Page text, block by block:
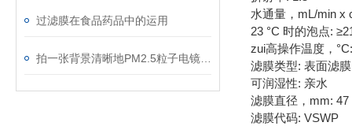
过滤膜在食品药品中的运用
水通量，mL/min x
23 °C 时的泡点:
zui高操作温度，
滤膜类型: 表面滤膜
可润湿性: 亲水
滤膜直径，mm: 47
滤膜代码: VSWP